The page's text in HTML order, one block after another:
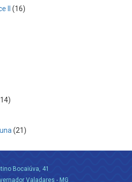
II
(16)
(21)
Bocaiúva, 41
Valadares - MG